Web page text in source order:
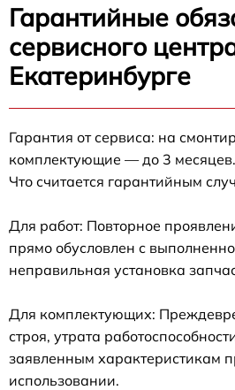
Гарантийные
сервисного
Екатеринбурге
Гарантия от сервиса: на
комплектующие — до 3 месяцев.
Что считается гарантийным
Для работ: Повторное
прямо обусловлен с
неправильная установка
Для комплектующих:
строя, утрата
заявленным характеристикам
использовании.